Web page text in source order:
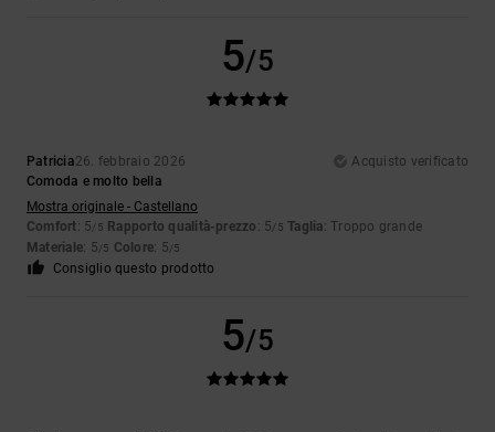
5/5
Patricia26. febbraio 2026
Acquisto verificato
Comoda e molto bella
Mostra originale - Castellano
Comfort: 5/5 Rapporto qualità-prezzo : 5/5 Taglia: Troppo grande
Materiale: 5/5 Colore: 5/5
Consiglio questo prodotto
5/5